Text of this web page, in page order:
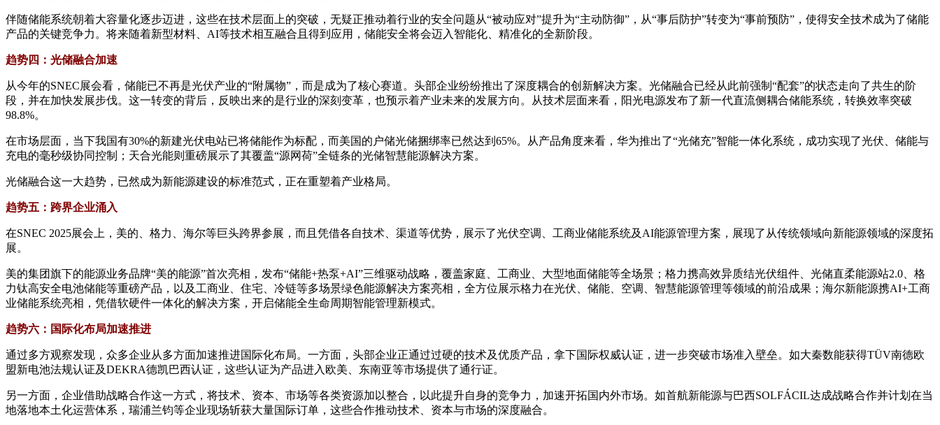
伴随储能系统朝着大容量化逐步迈进，这些在技术层面上的突破，无疑正推动着行业的安全问题从“被动应对”提升为“主动防御”，从“事后防护”转变为“事前预防”，使得安全技术成为了储能
产品的关键竞争力。将来随着新型材料、AI等技术相互融合且得到应用，储能安全将会迈入智能化、精准化的全新阶段。
趋势四：光储融合加速
从今年的SNEC展会看，储能已不再是光伏产业的“附属物”，而是成为了核心赛道。头部企业纷纷推出了深度耦合的创新解决方案。光储融合已经从此前强制“配套”的状态走向了共生的阶
段，并在加快发展步伐。这一转变的背后，反映出来的是行业的深刻变革，也预示着产业未来的发展方向。从技术层面来看，阳光电源发布了新一代直流侧耦合储能系统，转换效率突破
98.8%。
在市场层面，当下我国有30%的新建光伏电站已将储能作为标配，而美国的户储光储捆绑率已然达到65%。从产品角度来看，华为推出了“光储充”智能一体化系统，成功实现了光伏、储能与
充电的毫秒级协同控制；天合光能则重磅展示了其覆盖“源网荷”全链条的光储智慧能源解决方案。
光储融合这一大趋势，已然成为新能源建设的标准范式，正在重塑着产业格局。
趋势五：跨界企业涌入
在SNEC 2025展会上，美的、格力、海尔等巨头跨界参展，而且凭借各自技术、渠道等优势，展示了光伏空调、工商业储能系统及AI能源管理方案，展现了从传统领域向新能源领域的深度拓
展。
美的集团旗下的能源业务品牌“美的能源”首次亮相，发布“储能+热泵+AI”三维驱动战略，覆盖家庭、工商业、大型地面储能等全场景；格力携高效异质结光伏组件、光储直柔能源站2.0、格
力钛高安全电池储能等重磅产品，以及工商业、住宅、冷链等多场景绿色能源解决方案亮相，全方位展示格力在光伏、储能、空调、智慧能源管理等领域的前沿成果；海尔新能源携AI+工商
业储能系统亮相，凭借软硬件一体化的解决方案，开启储能全生命周期智能管理新模式。
趋势六：国际化布局加速推进
通过多方观察发现，众多企业从多方面加速推进国际化布局。一方面，头部企业正通过过硬的技术及优质产品，拿下国际权威认证，进一步突破市场准入壁垒。如大秦数能获得TÜV南德欧
盟新电池法规认证及DEKRA德凯巴西认证，这些认证为产品进入欧美、东南亚等市场提供了通行证。
另一方面，企业借助战略合作这一方式，将技术、资本、市场等各类资源加以整合，以此提升自身的竞争力，加速开拓国内外市场。如首航新能源与巴西SOLFÁCIL达成战略合作并计划在当
地落地本土化运营体系，瑞浦兰钧等企业现场斩获大量国际订单，这些合作推动技术、资本与市场的深度融合。